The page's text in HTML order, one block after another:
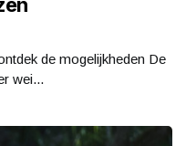
de mogelijkheden De
wei...